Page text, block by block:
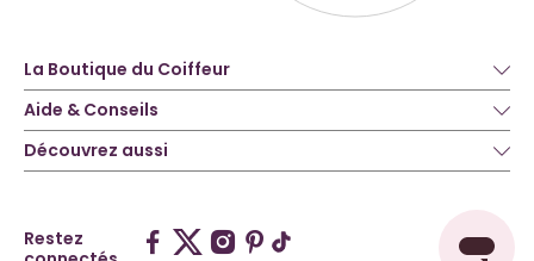
La Boutique du Coiffeur
Aide & Conseils
Découvrez aussi
Restez